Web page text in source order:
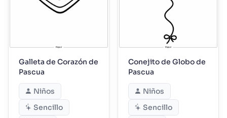
Galleta de Corazón de
Pascua
Niños
Sencillo
Conejito de Globo de
Pascua
Niños
Sencillo